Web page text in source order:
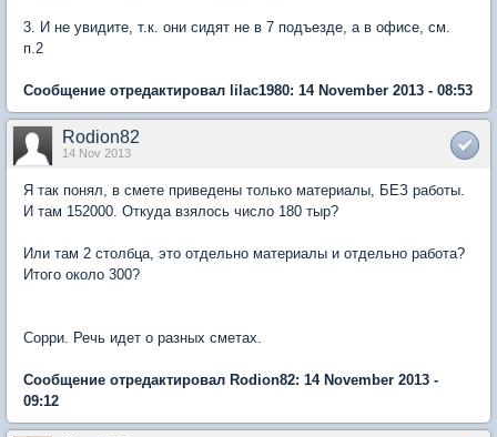
3. И не увидите, т.к. они сидят не в 7 подъезде, а в офисе, см.
п.2
Сообщение отредактировал lilac1980: 14 November 2013 - 08:53
Rodion82
14 Nov 2013
Я так понял, в смете приведены только материалы, БЕЗ работы.
И там 152000. Откуда взялось число 180 тыр?
Или там 2 столбца, это отдельно материалы и отдельно работа?
Итого около 300?
Сорри. Речь идет о разных сметах.
Сообщение отредактировал Rodion82: 14 November 2013 -
09:12